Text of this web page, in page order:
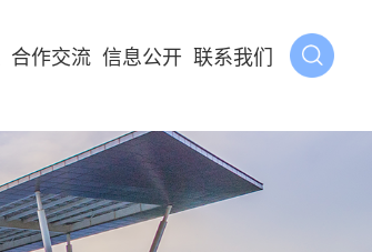
合作交流 信息公开 联系我们